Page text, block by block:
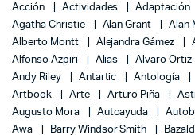
Acción Actividades Adaptación
Agatha Christie
Alan Grant Alan
Alberto Montt
Alejandra Gámez
Alfonso Azpiri
Alias Alvaro Ortiz
Andy Riley
Antartic Antología
Artbook
Arte Arturo Piña
Augusto Mora
Autoayuda
Awa
Barry Windsor Smith